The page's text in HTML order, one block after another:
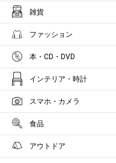
雑貨
ファッション
本・CD・DVD
インテリア・時計
スマホ・カメラ
食品
アウトドア